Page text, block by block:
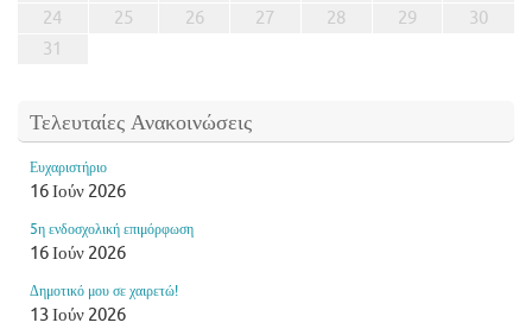
24
25 26 27 28 29
30
31
Τελευταίες Ανακοινώσεις
Ευχαριστήριο
16 Ιούν 2026
5η ενδοσχολική επιμόρφωση
16 Ιούν 2026
Δημοτικό μου σε χαιρετώ!
13 Ιούν 2026